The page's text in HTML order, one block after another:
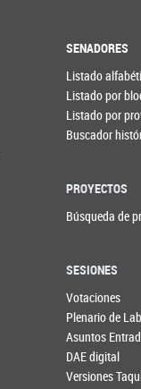
SENADORES
Listado
Listado por
Listado por
Buscador
PROYECTOS
Búsqueda de
SESIONES
Votaciones
Plenario de
Asuntos
DAE digital
Versiones